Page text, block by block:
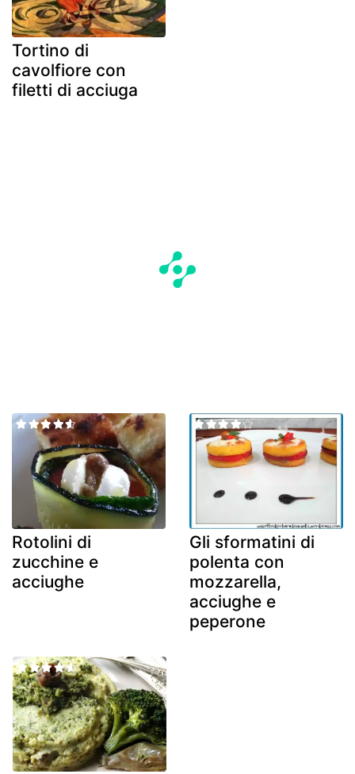
Tortino di
cavolfiore con
filetti di acciuga
Rotolini di
zucchine e
acciughe
Gli sformatini di
polenta con
mozzarella,
acciughe e
peperone